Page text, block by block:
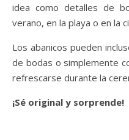
idea como detalles de
verano, en la playa o en la
Los abanicos pueden
de bodas o simplemente
refrescarse durante la
¡Sé original y sorprende!